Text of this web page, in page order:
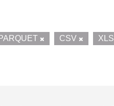
PARQUET CSV